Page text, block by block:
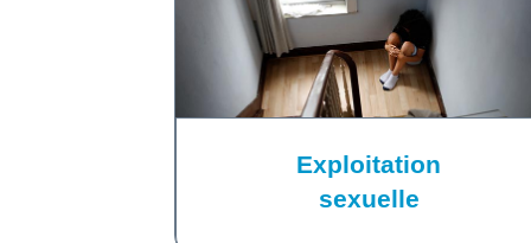
Exploitation
sexuelle